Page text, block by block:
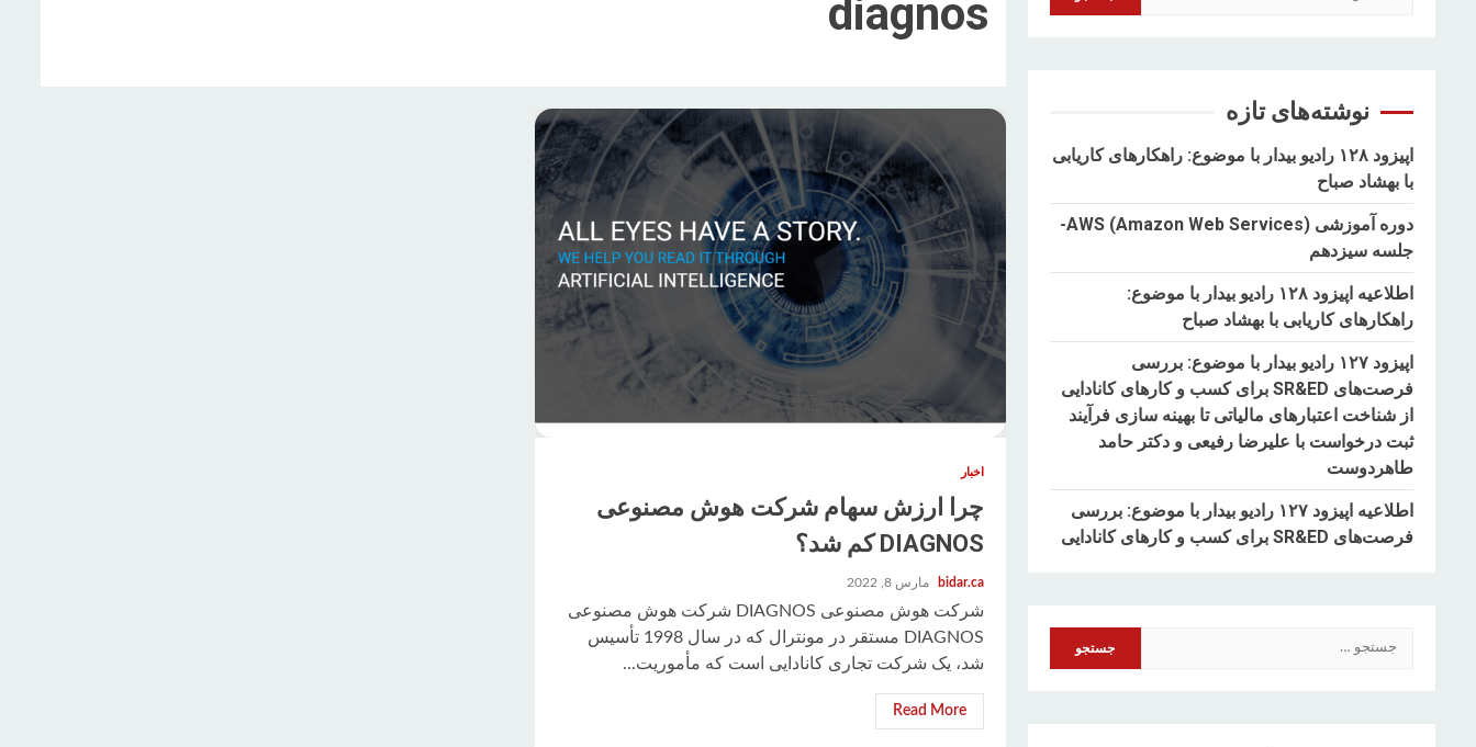
diagnos
اخبار
چرا ارزش سهام شرکت هوش مصنوعی
DIAGNOS کم شد؟
bidar.ca مارس 8, 2022
شرکت هوش مصنوعی DIAGNOS شرکت هوش مصنوعی
DIAGNOS مستقر در مونترال که در سال 1998 تأسیس
شد، یک شرکت تجاری کانادایی است که مأموریت...
Read More
نوشته‌های تازه
اپیزود ۱۲۸ رادیو بیدار با موضوع: راهکارهای کاریابی
با بهشاد صباح
دوره آموزشی AWS (Amazon Web Services)-
جلسه سیزدهم
اطلاعیه اپیزود ۱۲۸ رادیو بیدار با موضوع:
راهکارهای کاریابی با بهشاد صباح
اپیزود ۱۲۷ رادیو بیدار با موضوع: بررسی
فرصت‌های SR&ED برای کسب و کارهای کانادایی
از شناخت اعتبارهای مالیاتی تا بهینه سازی فرآیند
ثبت درخواست با علیرضا رفیعی و دکتر حامد
طاهردوست
اطلاعیه اپیزود ۱۲۷ رادیو بیدار با موضوع: بررسی
فرصت‌های SR&ED برای کسب و کارهای کانادایی